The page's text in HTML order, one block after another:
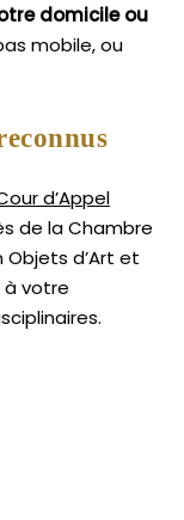
domicile ou
mobile, ou
d’Appel
de laChambre
d’Art et
votre